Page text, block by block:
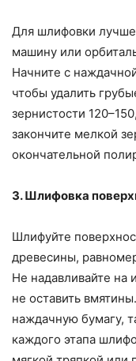
Для шлифовки
машину или
Начните с
чтобы удалить
зернистости
закончите мелкой
окончательной
3. Шлифовка
Шлифуйте
древесины,
Не надавливайте на
не оставить
наждачную бумагу,
каждого этапа